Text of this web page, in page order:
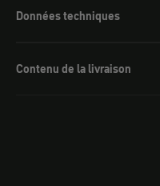
Données techniques
Contenu de la livraison